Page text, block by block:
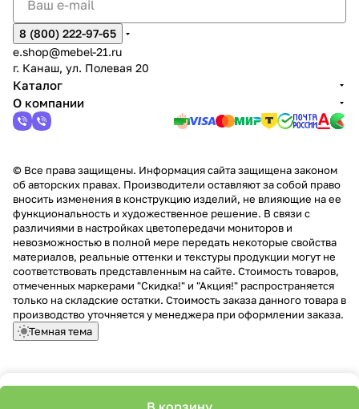
8 (800) 222-97-65
e.shop@mebel-21.ru
г. Канаш, ул. Полевая 20
Каталог
О компании
© Все права защищены. Информация сайта защищена законом
об авторских правах. Производители оставляют за собой право
вносить изменения в конструкцию изделий, не влияющие на ее
функциональность и художественное решение. В связи с
различиями в настройках цветопередачи мониторов и
невозможностью в полной мере передать некоторые свойства
материалов, реальные оттенки и текстуры продукции могут не
соответствовать представленным на сайте. Стоимость товаров,
отмеченных маркерами "Скидка!" и "Акция!" распространяется
только на складские остатки. Стоимость заказа данного товара в
производство уточняется у менеджера при оформлении заказа.
Темная тема